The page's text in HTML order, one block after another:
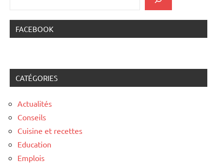
FACEBOOK
CATÉGORIES
Actualités
Conseils
Cuisine et recettes
Education
Emplois